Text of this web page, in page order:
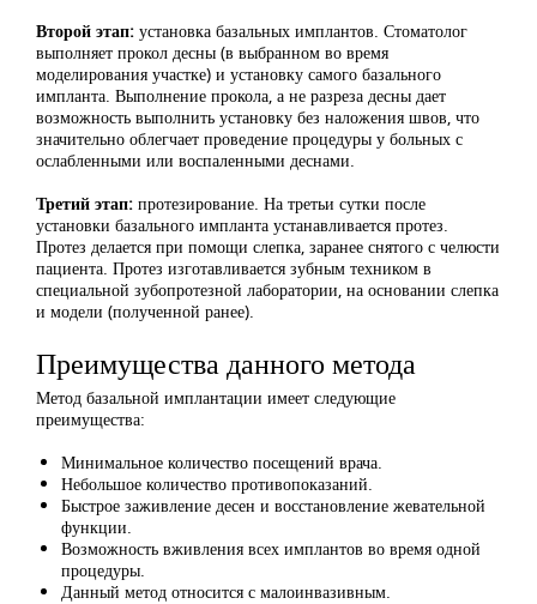
Второй этап: установка базальных имплантов. Стоматолог
выполняет прокол десны (в выбранном во время
моделирования участке) и установку самого базального
импланта. Выполнение прокола, а не разреза десны дает
возможность выполнить установку без наложения швов, что
значительно облегчает проведение процедуры у больных с
ослабленными или воспаленными деснами.
Третий этап: протезирование. На третьи сутки после
установки базального импланта устанавливается протез.
Протез делается при помощи слепка, заранее снятого с челюсти
пациента. Протез изготавливается зубным техником в
специальной зубопротезной лаборатории, на основании слепка
и модели (полученной ранее).
Преимущества данного метода
Метод базальной имплантации имеет следующие
преимущества:
Минимальное количество посещений врача.
Небольшое количество противопоказаний.
Быстрое заживление десен и восстановление жевательной
функции.
Возможность вживления всех имплантов во время одной
процедуры.
Данный метод относится с малоинвазивным.